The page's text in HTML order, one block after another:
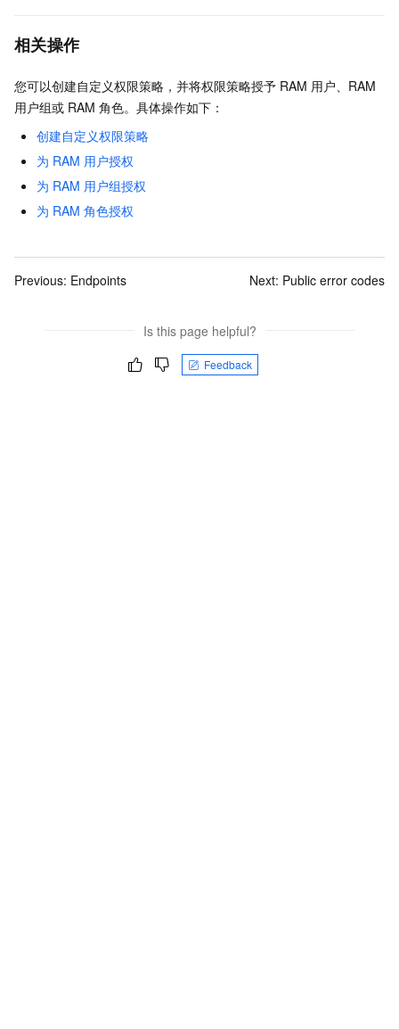
相关操作
您可以创建自定义权限策略，并将权限策略授予 RAM 用户、RAM
用户组或 RAM 角色。具体操作如下：
创建自定义权限策略
为 RAM 用户授权
为 RAM 用户组授权
为 RAM 角色授权
Previous: Endpoints Next: Public error codes
Is this page helpful?
Feedback